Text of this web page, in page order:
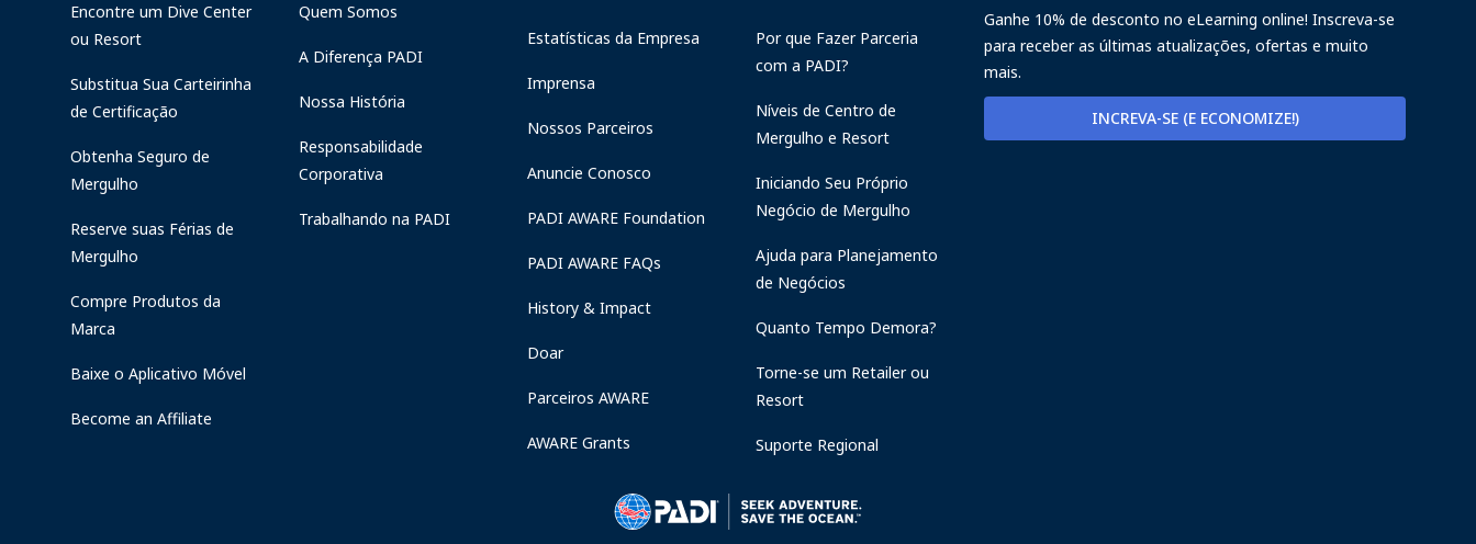
Encontre um Dive Center
ou Resort
Substitua Sua Carteirinha
de Certificação
Obtenha Seguro de
Mergulho
Reserve suas Férias de
Mergulho
Compre Produtos da
Marca
Baixe o Aplicativo Móvel
Become an Affiliate
Quem Somos
A Diferença PADI
Nossa História
Responsabilidade
Corporativa
Trabalhando na PADI
Estatísticas da Empresa
Imprensa
Nossos Parceiros
Anuncie Conosco
PADI AWARE Foundation
PADI AWARE FAQs
History & Impact
Doar
Parceiros AWARE
AWARE Grants
Por que Fazer Parceria
com a PADI?
Níveis de Centro de
Mergulho e Resort
Iniciando Seu Próprio
Negócio de Mergulho
Ajuda para Planejamento
de Negócios
Quanto Tempo Demora?
Torne-se um Retailer ou
Resort
Suporte Regional
Ganhe 10% de desconto no eLearning online! Inscreva-se
para receber as últimas atualizações, ofertas e muito
mais.
INCREVA-SE (E ECONOMIZE!)